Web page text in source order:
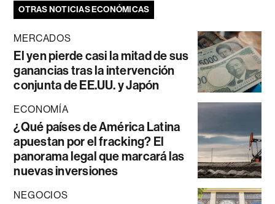
OTRAS NOTICIAS ECONÓMICAS
MERCADOS
El yen pierde casi la mitad de sus
ganancias tras la intervención
conjunta de EE.UU. y Japón
ECONOMÍA
¿Qué países de América Latina
apuestan por el fracking? El
panorama legal que marcará las
nuevas inversiones
NEGOCIOS